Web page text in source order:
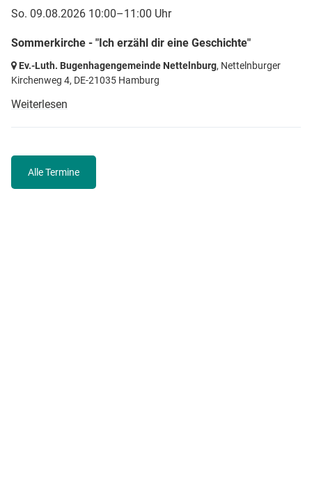
So. 09.08.2026 10:00–11:00 Uhr
Sommerkirche - "Ich erzähl dir eine Geschichte"
Ev.-Luth. Bugenhagengemeinde Nettelnburg, Nettelnburger
Kirchenweg 4, DE-21035 Hamburg
Weiterlesen
Alle Termine